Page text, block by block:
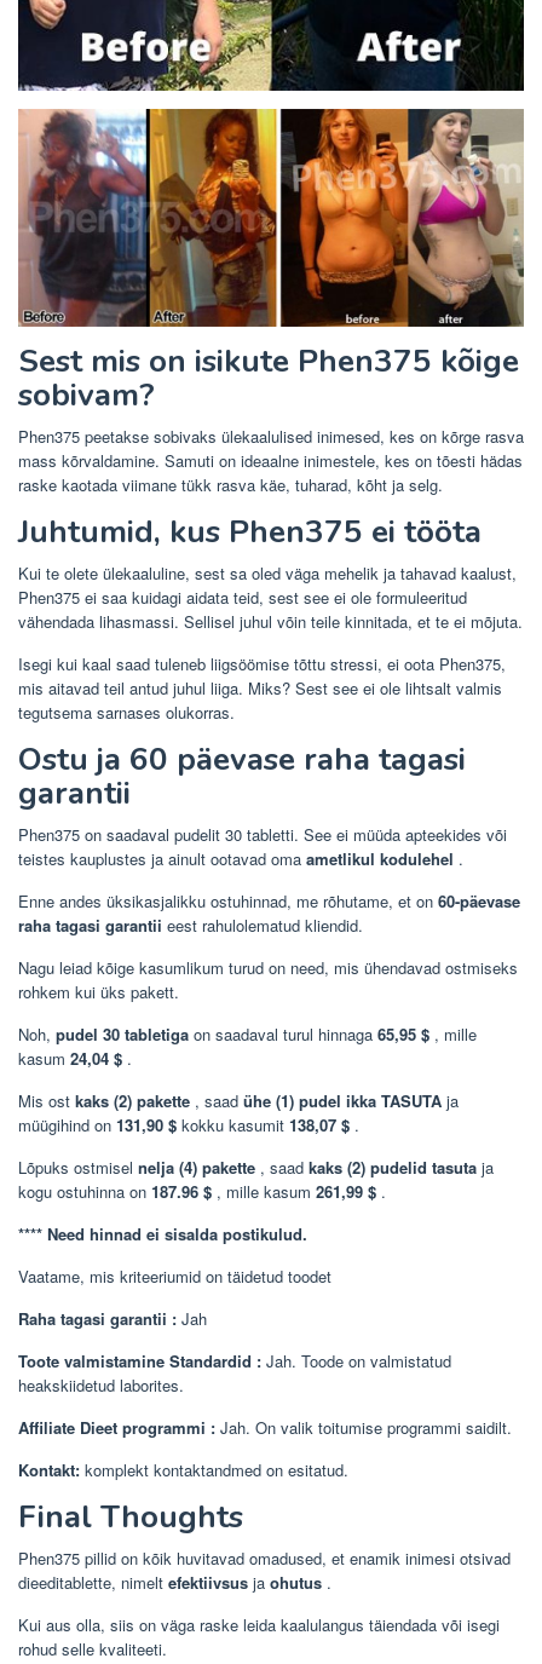
Sest mis on isikute Phen375 kõige
sobivam?
Phen375 peetakse sobivaks ülekaalulised inimesed, kes on kõrge rasva
mass kõrvaldamine. Samuti on ideaalne inimestele, kes on tõesti hädas
raske kaotada viimane tükk rasva käe, tuharad, kõht ja selg.
Juhtumid, kus Phen375 ei tööta
Kui te olete ülekaaluline, sest sa oled väga mehelik ja tahavad kaalust,
Phen375 ei saa kuidagi aidata teid, sest see ei ole formuleeritud
vähendada lihasmassi. Sellisel juhul võin teile kinnitada, et te ei mõjuta.
Isegi kui kaal saad tuleneb liigsöömise tõttu stressi, ei oota Phen375,
mis aitavad teil antud juhul liiga. Miks? Sest see ei ole lihtsalt valmis
tegutsema sarnases olukorras.
Ostu ja 60 päevase raha tagasi
garantii
Phen375 on saadaval pudelit 30 tabletti. See ei müüda apteekides või
teistes kauplustes ja ainult ootavad oma ametlikul kodulehel .
Enne andes üksikasjalikku ostuhinnad, me rõhutame, et on 60-päevase
raha tagasi garantii eest rahulolematud kliendid.
Nagu leiad kõige kasumlikum turud on need, mis ühendavad ostmiseks
rohkem kui üks pakett.
Noh, pudel 30 tabletiga on saadaval turul hinnaga 65,95 $ , mille
kasum 24,04 $ .
Mis ost kaks (2) pakette , saad ühe (1) pudel ikka TASUTA ja
müügihind on 131,90 $ kokku kasumit 138,07 $ .
Lõpuks ostmisel nelja (4) pakette , saad kaks (2) pudelid tasuta ja
kogu ostuhinna on 187.96 $ , mille kasum 261,99 $ .
**** Need hinnad ei sisalda postikulud.
Vaatame, mis kriteeriumid on täidetud toodet
Raha tagasi garantii : Jah
Toote valmistamine Standardid : Jah. Toode on valmistatud
heakskiidetud laborites.
Affiliate Dieet programmi : Jah. On valik toitumise programmi saidilt.
Kontakt: komplekt kontaktandmed on esitatud.
Final Thoughts
Phen375 pillid on kõik huvitavad omadused, et enamik inimesi otsivad
dieeditablette, nimelt efektiivsus ja ohutus .
Kui aus olla, siis on väga raske leida kaalulangus täiendada või isegi
rohud selle kvaliteeti.